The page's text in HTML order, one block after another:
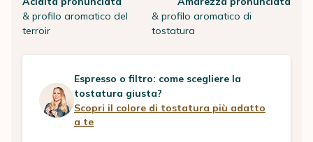
& profilo aromatico del
terroir
& profilo aromatico di
tostatura
Espresso o filtro: come scegliere la
tostatura giusta?
Scopri il colore di tostatura più adatto
a te